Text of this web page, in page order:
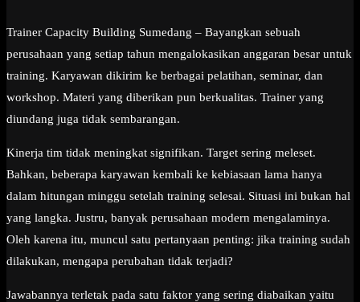
Trainer Capacity Building Sumedang – Bayangkan sebuah
perusahaan yang setiap tahun mengalokasikan anggaran besar untuk
training. Karyawan dikirim ke berbagai pelatihan, seminar, dan
workshop. Materi yang diberikan pun berkualitas. Trainer yang
diundang juga tidak sembarangan.
Kinerja tim tidak meningkat signifikan. Target sering meleset.
Bahkan, beberapa karyawan kembali ke kebiasaan lama hanya
dalam hitungan minggu setelah training selesai. Situasi ini bukan hal
yang langka. Justru, banyak perusahaan modern mengalaminya.
Oleh karena itu, muncul satu pertanyaan penting: jika training sudah
dilakukan, mengapa perubahan tidak terjadi?
Jawabannya terletak pada satu faktor yang sering diabaikan yaitu